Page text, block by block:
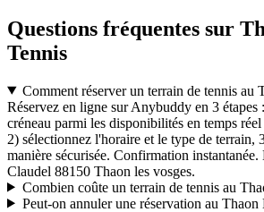
Questions fréquentes sur
Tennis
Comment réserver un terrain de tennis au
Réservez en ligne sur Anybuddy en 3 étapes
créneau parmi les disponibilités en temps
2) sélectionnez l'horaire et le type de terrain,
manière sécurisée. Confirmation
Claudel 88150 Thaon les vosges.
Combien coûte un terrain de tennis au
Peut-on annuler une réservation au Thaon